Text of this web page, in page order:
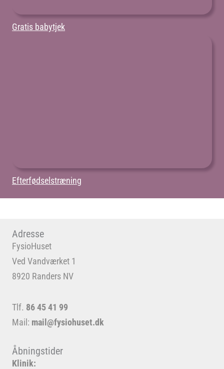
Gratis babytjek
Efterfødselstræning
Adresse
FysioHuset
Ved Vandværket 1
8920 Randers NV
Tlf. 86 45 41 99
Mail: mail@fysiohuset.dk
Åbningstider
Klinik: